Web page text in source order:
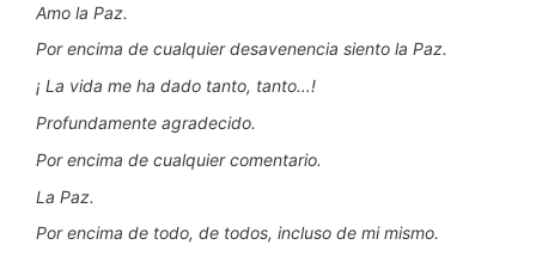
Amo la Paz.
Por encima de cualquier desavenencia siento la Paz.
¡ La vida me ha dado tanto, tanto…!
Profundamente agradecido.
Por encima de cualquier comentario.
La Paz.
Por encima de todo, de todos, incluso de mi mismo.